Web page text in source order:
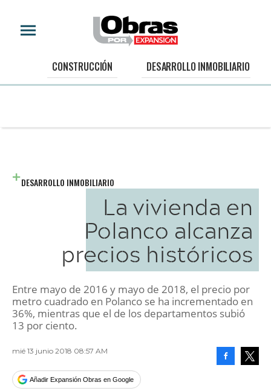
CONSTRUCCIÓN DESARROLLO INMOBILIARIO
DESARROLLO INMOBILIARIO
La vivienda en
Polanco alcanza
precios históricos
Entre mayo de 2016 y mayo de 2018, el precio por
metro cuadrado en Polanco se ha incrementado en
36%, mientras que el de los departamentos subió
13 por ciento.
mié 13 junio 2018 08:57 AM
Añadir Expansión Obras en Google